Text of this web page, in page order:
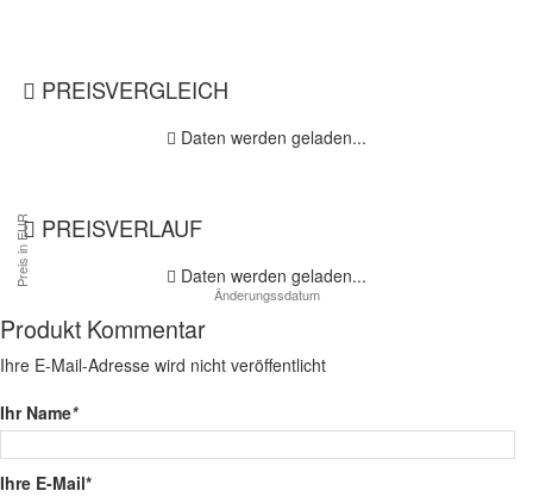
PREISVERGLEICH
Daten werden geladen...
PREISVERLAUF
Daten werden geladen...
Produkt Kommentar
Ihre E-Mail-Adresse wird nicht veröffentlicht
Ihr Name*
Ihre E-Mail*